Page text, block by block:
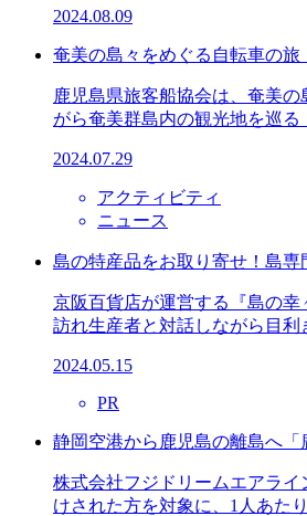
2024.08.09
奄美の島々をめぐる自転車の
鹿児島県旅客船協会は、奄美
がら奄美群島内の観光地を巡
2024.07.29
アクティビティ
ニュース
島の特産品をお取り寄せ！島
京阪百貨店が運営する『島の
訪れ生産者と対話しながら目
2024.05.15
PR
静岡空港から鹿児島の離島へ
株式会社フジドリームエアラ
けされた方を対象に、1人あた